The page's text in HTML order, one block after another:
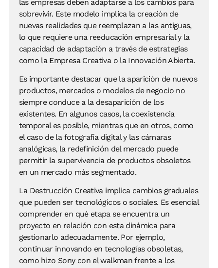
las empresas deben adaptarse a los cambios para
sobrevivir. Este modelo implica la creación de
nuevas realidades que reemplazan a las antiguas,
lo que requiere una reeducación empresarial y la
capacidad de adaptación a través de estrategias
como la Empresa Creativa o la Innovación Abierta.
Es importante destacar que la aparición de nuevos
productos, mercados o modelos de negocio no
siempre conduce a la desaparición de los
existentes. En algunos casos, la coexistencia
temporal es posible, mientras que en otros, como
el caso de la fotografía digital y las cámaras
analógicas, la redefinición del mercado puede
permitir la supervivencia de productos obsoletos
en un mercado más segmentado.
La Destrucción Creativa implica cambios graduales
que pueden ser tecnológicos o sociales. Es esencial
comprender en qué etapa se encuentra un
proyecto en relación con esta dinámica para
gestionarlo adecuadamente. Por ejemplo,
continuar innovando en tecnologías obsoletas,
como hizo Sony con el walkman frente a los